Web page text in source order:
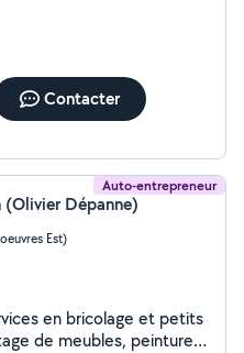
Contacter
Auto-entrepreneur
(Olivier Dépanne)
Est)
en bricolage et petits
de meubles, peinture,